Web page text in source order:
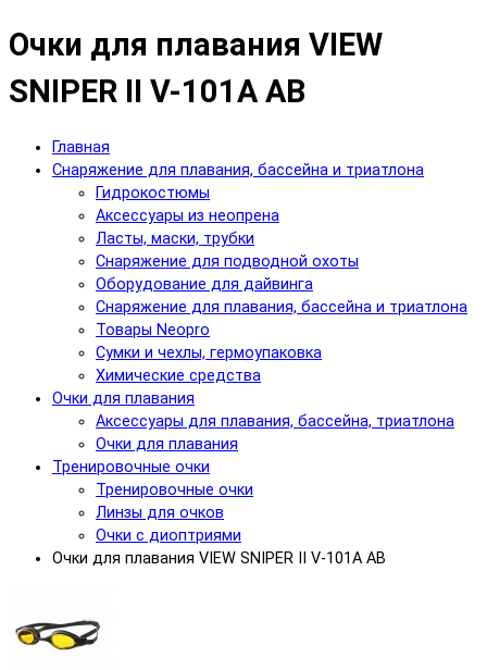
Очки для плавания VIEW
SNIPER II V-101A AB
Главная
Снаряжение для плавания, бассейна и триатлона
Гидрокостюмы
Аксессуары из неопрена
Ласты, маски, трубки
Снаряжение для подводной охоты
Оборудование для дайвинга
Снаряжение для плавания, бассейна и триатлона
Товары Neopro
Сумки и чехлы, гермоупаковка
Химические средства
Очки для плавания
Аксессуары для плавания, бассейна, триатлона
Очки для плавания
Тренировочные очки
Тренировочные очки
Линзы для очков
Очки с диоптриями
Очки для плавания VIEW SNIPER II V-101A AB